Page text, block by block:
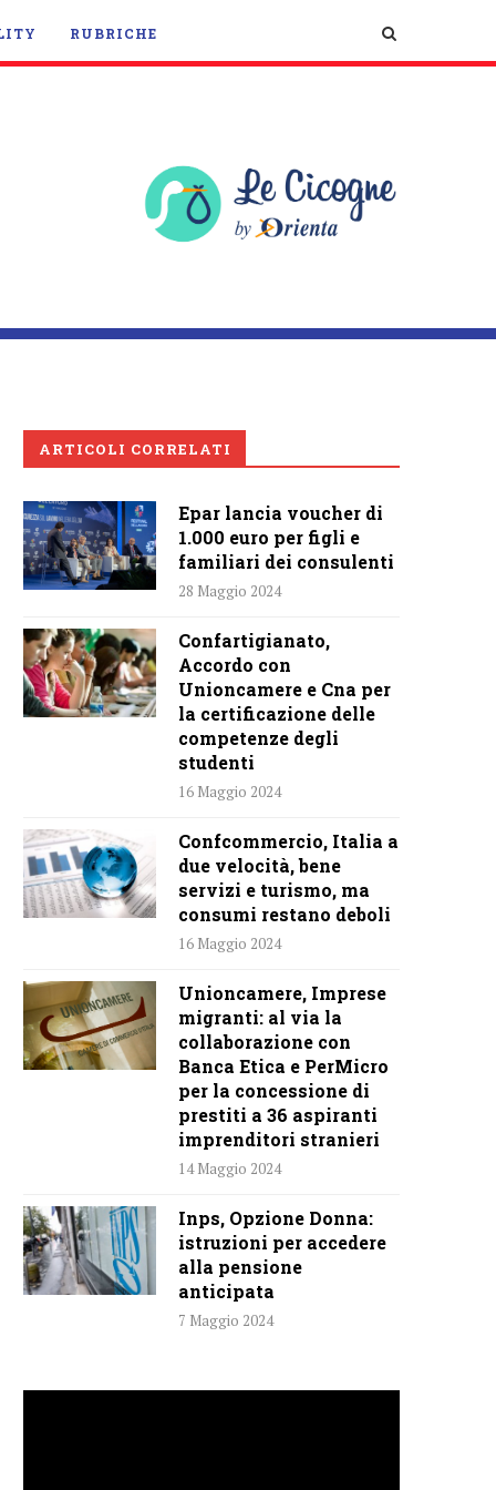
RUBRICHE
ARTICOLI CORRELATI
Epar lancia voucher di
1.000 euro per figli e
familiari dei consulenti
28 Maggio 2024
Confartigianato,
Accordo con
Unioncamere e Cna per
la certificazione delle
competenze degli
studenti
16 Maggio 2024
Confcommercio, Italia a
due velocità, bene
servizi e turismo, ma
consumi restano deboli
16 Maggio 2024
Unioncamere, Imprese
migranti: al via la
collaborazione con
Banca Etica e PerMicro
per la concessione di
prestiti a 36 aspiranti
imprenditori stranieri
14 Maggio 2024
Inps, Opzione Donna:
istruzioni per accedere
alla pensione
anticipata
7 Maggio 2024